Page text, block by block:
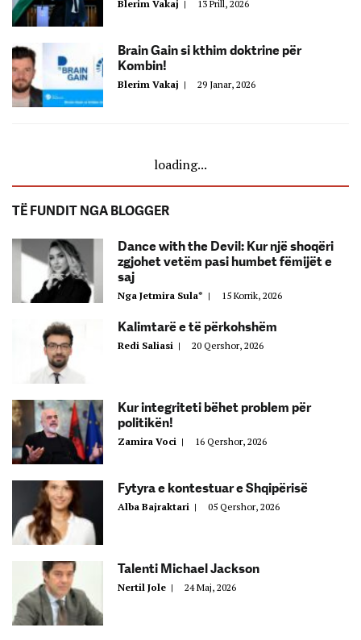
Blerim Vakaj | 13 Prill, 2026
Brain Gain si kthim doktrine për
Kombin!
Blerim Vakaj | 29 Janar, 2026
loading...
TË FUNDIT NGA BLOGGER
Dance with the Devil: Kur një shoqëri
zgjohet vetëm pasi humbet fëmijët e
saj
Nga Jetmira Sula* | 15 Korrik, 2026
Kalimtarë e të përkohshëm
Redi Saliasi | 20 Qershor, 2026
Kur integriteti bëhet problem për
politikën!
Zamira Voci | 16 Qershor, 2026
Fytyra e kontestuar e Shqipërisë
Alba Bajraktari | 05 Qershor, 2026
Talenti Michael Jackson
Nertil Jole | 24 Maj, 2026